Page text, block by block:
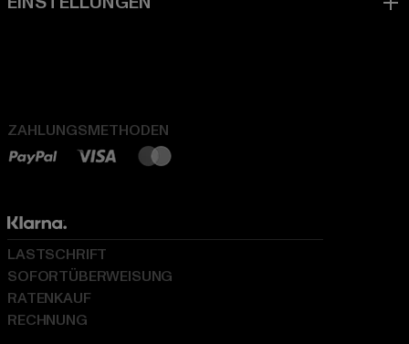
ZAHLUNGSMETHODEN
LASTSCHRIFT
SOFORTÜBERWEISUNG
RATENKAUF
RECHNUNG